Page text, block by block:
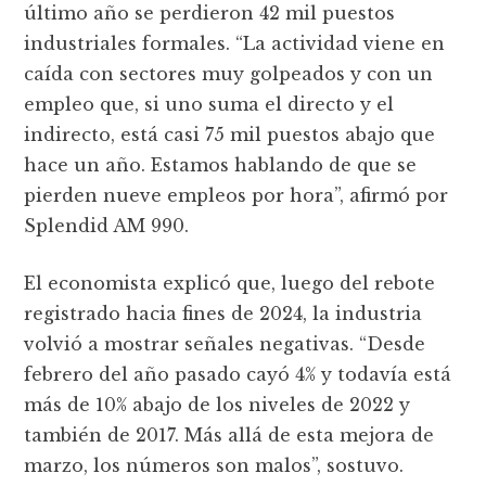
último año se perdieron 42 mil puestos
industriales formales. “La actividad viene en
caída con sectores muy golpeados y con un
empleo que, si uno suma el directo y el
indirecto, está casi 75 mil puestos abajo que
hace un año. Estamos hablando de que se
pierden nueve empleos por hora”, afirmó por
Splendid AM 990.
El economista explicó que, luego del rebote
registrado hacia fines de 2024, la industria
volvió a mostrar señales negativas. “Desde
febrero del año pasado cayó 4% y todavía está
más de 10% abajo de los niveles de 2022 y
también de 2017. Más allá de esta mejora de
marzo, los números son malos”, sostuvo.